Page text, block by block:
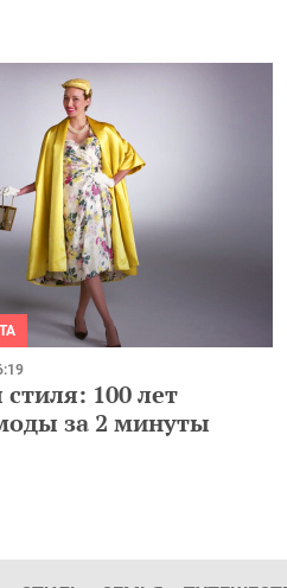
100 лет
за 2 минуты